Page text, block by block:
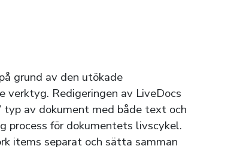
grund av den utökade
Redigeringen av LiveDocs
av dokument med både text och
process för dokumentets livscykel.
items separat och sätta samman